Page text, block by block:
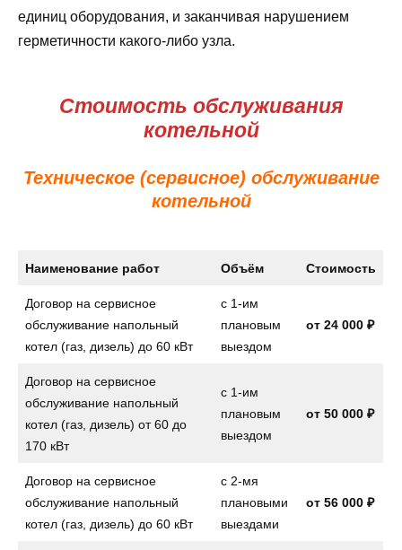
единиц оборудования, и заканчивая нарушением
герметичности какого-либо узла.
Стоимость обслуживания
котельной
Техническое (сервисное) обслуживание
котельной
Наименование работ Объём Стоимость
Договор на сервисное
обслуживание напольный
котел (газ, дизель) до 60 кВт
с 1-им
плановым
выездом
от 24 000 ₽
Договор на сервисное
обслуживание напольный
котел (газ, дизель) от 60 до
170 кВт
с 1-им
плановым
выездом
от 50 000 ₽
Договор на сервисное
обслуживание напольный
котел (газ, дизель) до 60 кВт
с 2-мя
плановыми
выездами
от 56 000 ₽